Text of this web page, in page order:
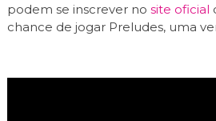
podem se inscrever no site oficial
chance de jogar Preludes, uma